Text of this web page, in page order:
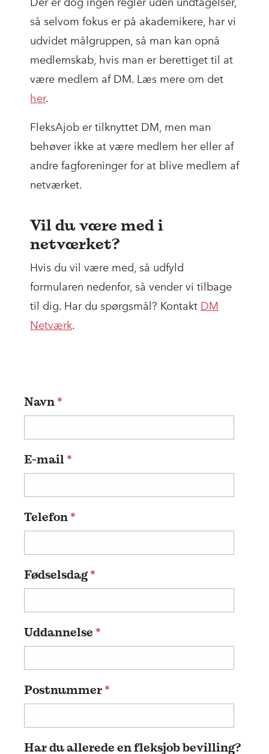
så selvom fokus er på akademikere, har vi
udvidet målgruppen, så man kan opnå
medlemskab, hvis man er berettiget til at
være medlem af DM. Læs mere om det
her.
FleksAjob er tilknyttet DM, men man
behøver ikke at være medlem her eller af
andre fagforeninger for at blive medlem af
netværket.
Vil du være med i
netværket?
Hvis du vil være med, så udfyld
formularen nedenfor, så vender vi tilbage
til dig. Har du spørgsmål? Kontakt DM
Netværk.
Navn*
E-mail*
Telefon*
Fødselsdag*
Uddannelse *
Postnummer*
Har du allerede en fleksjob bevilling?